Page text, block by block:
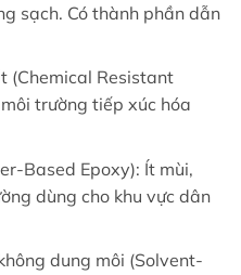
sạch. Có thành phần dẫn
(Chemical Resistant
trường tiếp xúc hóa
Based Epoxy): Ít mùi,
dùng cho khu vực dân
dung môi (Solvent-